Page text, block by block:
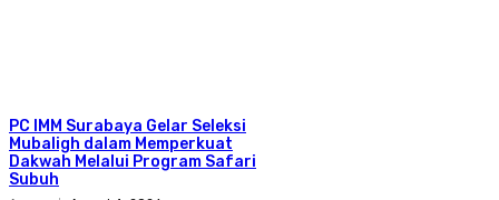
PC IMM Surabaya Gelar Seleksi
Mubaligh dalam Memperkuat
Dakwah Melalui Program Safari
Subuh